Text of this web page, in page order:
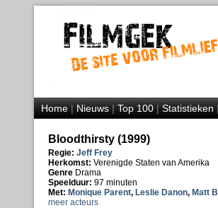
Home|Nieuws|Top 100|Statistieken
Bloodthirsty (1999)
Regie: Jeff Frey
Herkomst: Verenigde Staten van Amerika
Genre Drama
Speelduur: 97 minuten
Met: Monique Parent, Leslie Danon, Matt
meer acteurs